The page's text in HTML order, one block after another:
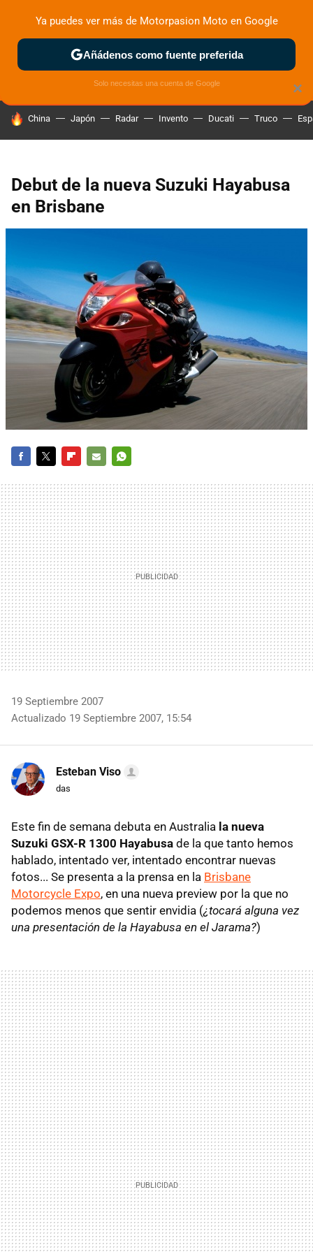
ZONA DE PRUEBAS DEPORTIVAS MOTOS ELÉCTRICAS
HOY SE HABLA DE
China Japón Radar Invento Ducati Truco
Debut de la nueva Suzuki Hayabusa
en Brisbane
MAIL
19 Septiembre 2007
Actualizado 19 Septiembre 2007, 15:54
Esteban Viso
das
Este fin de semana debuta en Australia la nueva
Suzuki GSX-R 1300 Hayabusa de la que tanto hemos
hablado, intentado ver, intentado encontrar nuevas
fotos... Se presenta a la prensa en la Brisbane
Motorcycle Expo, en una nueva preview por la que no
podemos menos que sentir envidia (¿tocará alguna vez
una presentación de la Hayabusa en el Jarama?)
×
Ya puedes ver más de Motorpasion Moto en Google
Añádenos como fuente preferida
Solo necesitas una cuenta de Google